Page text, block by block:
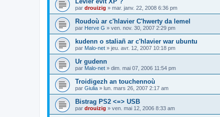
par drouizig » mar. janv. 22, 2008 6:36 pm
Roudoù ar c'hlavier C'hwerty da lemel
par Herve G » ven. nov. 30, 2007 2:29 pm
kudenn o staliañ ar c'hlavier war ubuntu
par Malo-net » jeu. avr. 12, 2007 10:18 pm
Ur gudenn
par Malo-net » dim. mai 07, 2006 11:54 pm
Troidigezh an touchennoù
par Giulia » lun. mars 26, 2007 2:17 am
Bistrag PS2 <=> USB
par drouizig » ven. mai 12, 2006 8:33 am